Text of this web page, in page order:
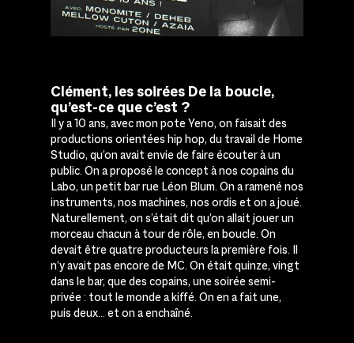
Clément, les soirées De la boucle,
qu’est-ce que c’est ?
Il y a 10 ans, avec mon pote Yeno, on faisait des
productions orientées hip hop, du travail de Home
Studio, qu’on avait envie de faire écouter à un
public. On a proposé le concept à nos copains du
Labo, un petit bar rue Léon Blum. On a ramené nos
instruments, nos machines, nos ordis et on a joué.
Naturellement, on s’était dit qu’on allait jouer un
morceau chacun à tour de rôle, en boucle. On
devait être quatre producteurs la première fois. Il
n’y avait pas encore de MC. On était quinze, vingt
dans le bar, que des copains, une soirée semi-
privée : tout le monde a kiffé. On en a fait une,
puis deux… et on a enchaîné.